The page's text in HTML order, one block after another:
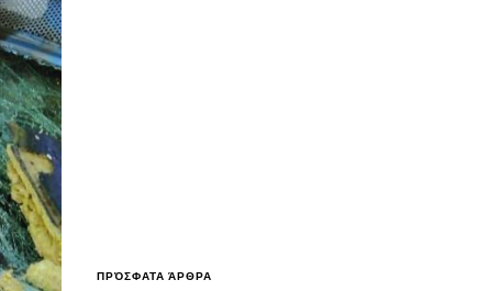
ΠΡΌΣΦΑΤΑ ΆΡΘΡΑ